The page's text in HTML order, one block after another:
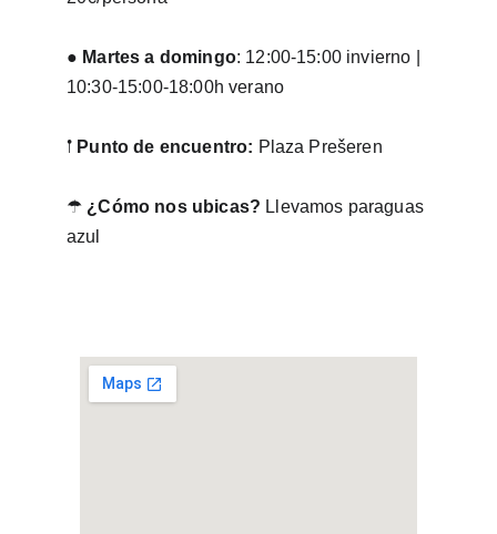
● Martes a domingo: 12:00-15:00 invierno |
10:30-15:00-18:00h verano
𖡡 Punto de encuentro: Plaza Prešeren
☂ ¿Cómo nos ubicas? Llevamos paraguas
azul